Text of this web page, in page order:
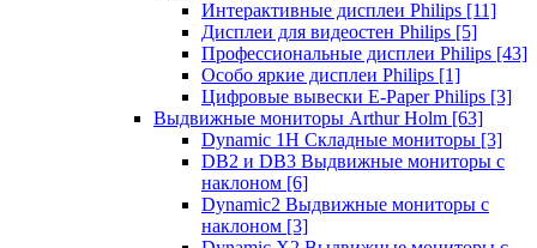
Интерактивные дисплеи Philips [11]
Дисплеи для видеостен Philips [5]
Профессиональные дисплеи Philips [43]
Особо яркие дисплеи Philips [1]
Цифровые вывески E-Paper Philips [3]
Выдвижные мониторы Arthur Holm [63]
Dynamic 1Н Складные мониторы [3]
DB2 и DB3 Выдвижные мониторы с
наклоном [6]
Dynamic2 Выдвижные мониторы с
наклоном [3]